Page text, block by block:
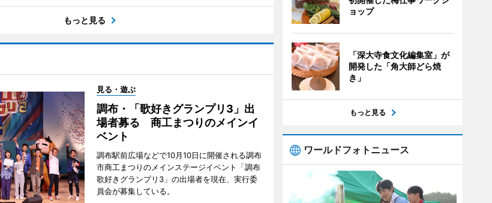
もっと見る
見る・遊ぶ
調布・「歌好きグランプリ3」出
場者募る 商工まつりのメインイ
ベント
調布駅前広場などで10月10日に開催される調布
市商工まつりのメインステージイベント「調布
歌好きグランプリ3」の出場者を現在、実行委
員会が募集している。
ョップ
「深大寺食文化編集室」が
開発した「角大師どら焼
き」
もっと見る
ワールドフォトニュース